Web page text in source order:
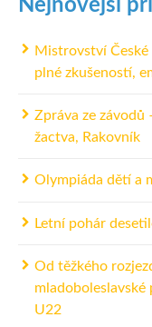
Nejnovější
Mistrovství
plné zkušeností,
Zpráva ze závodů
žactva, Rakovník
Olympiáda dětí a
Letní pohár
Od těžkého
U22